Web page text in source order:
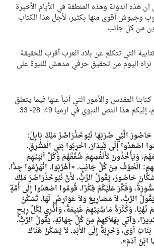
هذه الدولة وهذه المنطقة في الأيام الأخيرة
أقوى منها بكثير، لأجل هذا الكتاب
من كل جانب.
التي تتكلم عن بلاد العرب أقرب للحقيقة
اليوم من تحقيق حرفي مدهش للنبوة على
المقدس والأمور التي أنبأ عنها فيما يتعلق
هذا النص النبوي في ارميا 49: 28- 33:
الَّتِي ضَرَبَهَا نَبُوخَذْرَاصَّرُ مَلِكُ بَابِلَ:
اصْعَدُوا إِلَى قِيدَارَ. اخْرِبُوا بَنِي الْمَشْرِقِ.
وَيَأْخُذُونَ لأَنْفُسِهِمْ شُقَقَهُمْ وَكُلَّ آنِيَتِهِمْ
الْخَوْفَ مِنْ كُلِّ جَانِبٍ. «اُهْرُبُوا. انْهَزِمُوا جِدًّا.
حَاصُورَ، يَقُولُ الرَّبُّ، لأَنَّ نَبُوخَذْرَاصَّرَ مَلِكَ
وَفَكَّرَ عَلَيْكُمْ فِكْرًا. قُومُوا اصْعَدُوا إِلَى أُمَّةٍ
الرَّبُّ، لاَ مَصَارِيعَ وَلاَ عَوَارِضَ لَهَا. تَسْكُنُ
وَكَثْرَةُ مَاشِيَتِهِمْ غَنِيمَةً، وَأُذْرِي لِكُلِّ رِيحٍ
وَآتِي بِهَلاَكِهِمْ مِنْ كُلِّ جِهَاتِهِ، يَقُولُ الرَّبُّ.
آوَى، وَخَرِبَةً إِلَى الأَبَدِ. لاَ يَسْكُنُ هُنَاكَ
ابْنُ آدَمَ».